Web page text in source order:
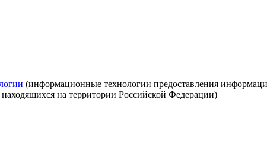
(информационные технологии предоставления
на территории Российской Федерации)